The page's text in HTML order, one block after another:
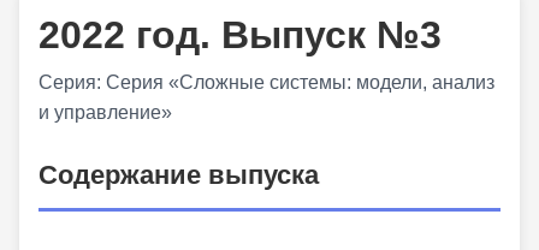
2022 год. Выпуск №3
Серия: Серия «Сложные системы: модели, анализ
и управление»
Содержание выпуска